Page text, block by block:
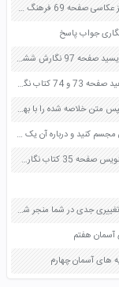
یکی از هنرمندان معاصر مورد علاقه خود را در هر رشته ای به جز عکاسی صفحه 69 فرهنگ و هنر نهم
جواب پاسخ
یکی از حکایت هایی را که تا به حال شنیده اید به زبان ساده بنویسید صفحه 97 نگارش ششم دبستان
یکی از متن های ناتمام زیر را انتخاب کنید و نوشته را ادامه دهید صفحه 73 و 74 کتاب نگارش فارسی پنجم دبستان
یکی از درس های مندرج در کتاب درسی خود را خلاصه کنید سپس متن خلاصه شده را با بهره گیری از روش های دسته بندی نمودار جدول نقشه مفهومی نشان دهید صفحه 118 نگارش یازدهم
یکی از صدا های آبشار به هم خوردن برگ ها زنبور را در ذهنتان مجسم کنید و درباره آن یک بند بنویسید صفحه 11 نگارش پنجم
یکی از دو موضوع را به دلخواه انتخاب کن و یک بند درباره آن بنویس صفحه 35 کتاب نگارش فارسی سوم
یکی از موثرترین پیام هایی را که دریافت کرده اید و به اقناع و تغییری جدی در شما منجر شده است برسی کنید و علت این تاثیر گذاری قابل توجه را بنویسید صفحه 52 تفکر و سواد رسانه ای دهم